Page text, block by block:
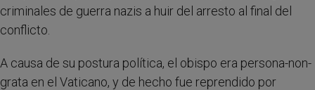
criminales de guerra nazis a huir del arresto al final del
conflicto.
A causa de su postura política, el obispo era persona-non-
grata en el Vaticano, y de hecho fue reprendido por